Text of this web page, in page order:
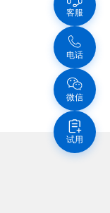
客服
电话
微信
试用